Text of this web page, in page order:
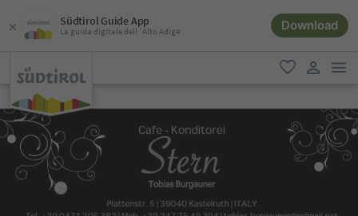
Südtirol Guide App
La guida digitale dell´Alto Adige Download
favoriti